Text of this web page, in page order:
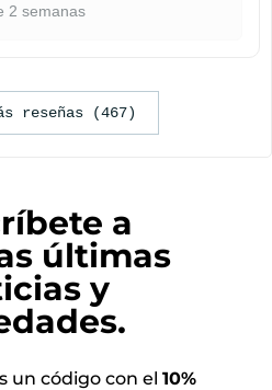
2 semanas
reseñas (467)
a
últimas
y
un código con el 10%